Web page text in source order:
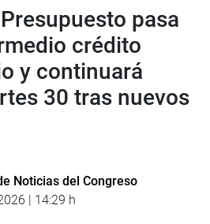
pasa
crédito
y continuará
30 tras nuevos
Noticias del Congreso
| 14:29 h